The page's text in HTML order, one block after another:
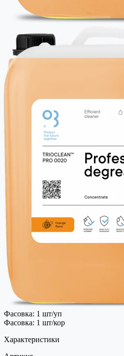
Фасовка: 1 шт/уп
Фасовка: 1 шт/кор
Характеристики